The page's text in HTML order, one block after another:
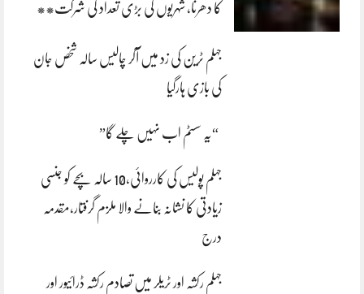
کا دھرنا، شہریوں کی بڑی تعداد کی شرکت**
جہلم ٹرین کی زد میں آکر چالیس سالہ شخص جان
کی بازی ہارگیا
“یہ سسٹم اب نہیں چلے گا”
جہلم پولیس کی کارروائی،10 سالہ بچے کو جنسی
زیادتی کا نشانہ بنانے والا ملزم گرفتار،مقدمہ
درج
جہلم رکشہ اور ٹریلر میں تصادم رکشہ ڈرائیور اور